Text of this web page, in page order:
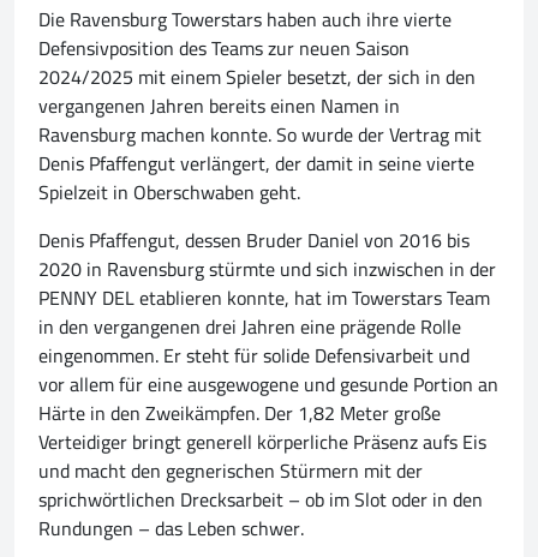
Die Ravensburg Towerstars haben auch ihre vierte
Defensivposition des Teams zur neuen Saison
2024/2025 mit einem Spieler besetzt, der sich in den
vergangenen Jahren bereits einen Namen in
Ravensburg machen konnte. So wurde der Vertrag mit
Denis Pfaffengut verlängert, der damit in seine vierte
Spielzeit in Oberschwaben geht.
Denis Pfaffengut, dessen Bruder Daniel von 2016 bis
2020 in Ravensburg stürmte und sich inzwischen in der
PENNY DEL etablieren konnte, hat im Towerstars Team
in den vergangenen drei Jahren eine prägende Rolle
eingenommen. Er steht für solide Defensivarbeit und
vor allem für eine ausgewogene und gesunde Portion an
Härte in den Zweikämpfen. Der 1,82 Meter große
Verteidiger bringt generell körperliche Präsenz aufs Eis
und macht den gegnerischen Stürmern mit der
sprichwörtlichen Drecksarbeit – ob im Slot oder in den
Rundungen – das Leben schwer.